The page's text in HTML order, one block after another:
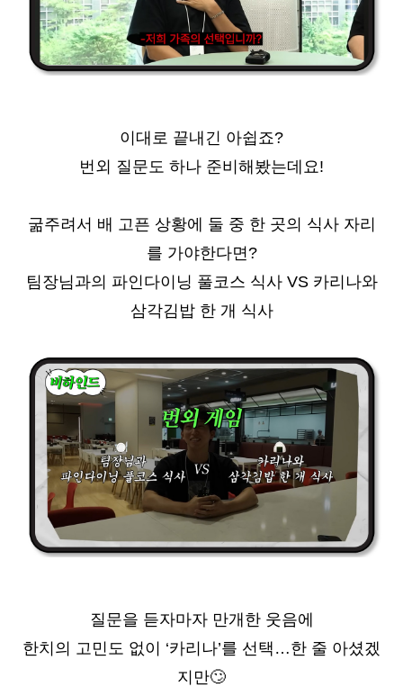
이대로 끝내긴 아쉽죠?
번외 질문도 하나 준비해봤는데요!
굶주려서 배 고픈 상황에 둘 중 한 곳의 식사 자리
를 가야한다면?
팀장님과의 파인다이닝 풀코스 식사 VS 카리나와
삼각김밥 한 개 식사
질문을 듣자마자 만개한 웃음에
한치의 고민도 없이 ‘카리나’를 선택…한 줄 아셨겠
지만🙄